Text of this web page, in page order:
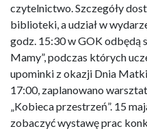
czytelnictwo. Szczegóły
biblioteki, a udział w
godz. 15:30 w GOK odbędą
Mamy”, podczas których
upominki z okazji Dnia
17:00, zaplanowano
„Kobieca przestrzeń”. 15
zobaczyć wystawę prac